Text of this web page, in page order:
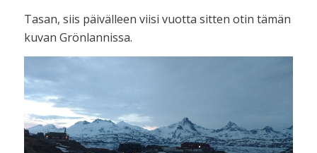
Tasan, siis päivälleen viisi vuotta sitten otin tämän
kuvan Grönlannissa.